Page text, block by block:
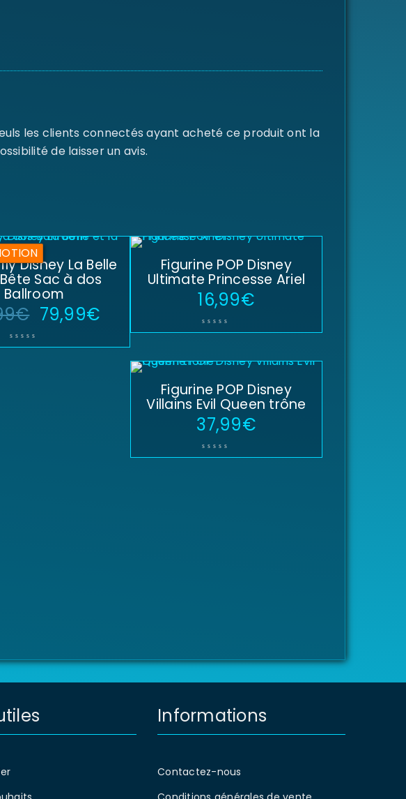
les clients connectés ayant acheté ce produit ont la
de laisser un avis.
Disney La Belle
Sac à dos
Ballroom
€ 79,99€
Figurine POP Disney
Ultimate Princesse Ariel
16,99€
Figurine POP Disney
Villains Evil Queen trône
37,99€
Informations
Contactez-nous